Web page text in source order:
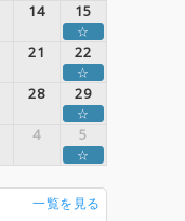
14 15
☆
21 22
☆
28 29
☆
4 5
☆
一覧を見る